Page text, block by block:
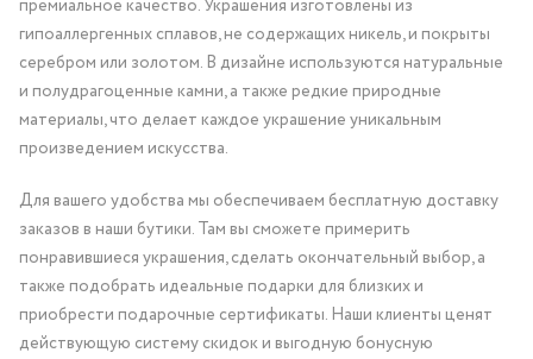
премиальное качество. Украшения изготовлены из
гипоаллергенных сплавов, не содержащих никель, и покрыты
серебром или золотом. В дизайне используются натуральные
и полудрагоценные камни, а также редкие природные
материалы, что делает каждое украшение уникальным
произведением искусства.
Для вашего удобства мы обеспечиваем бесплатную доставку
заказов в наши бутики. Там вы сможете примерить
понравившиеся украшения, сделать окончательный выбор, а
также подобрать идеальные подарки для близких и
приобрести подарочные сертификаты. Наши клиенты ценят
действующую систему скидок и выгодную бонусную